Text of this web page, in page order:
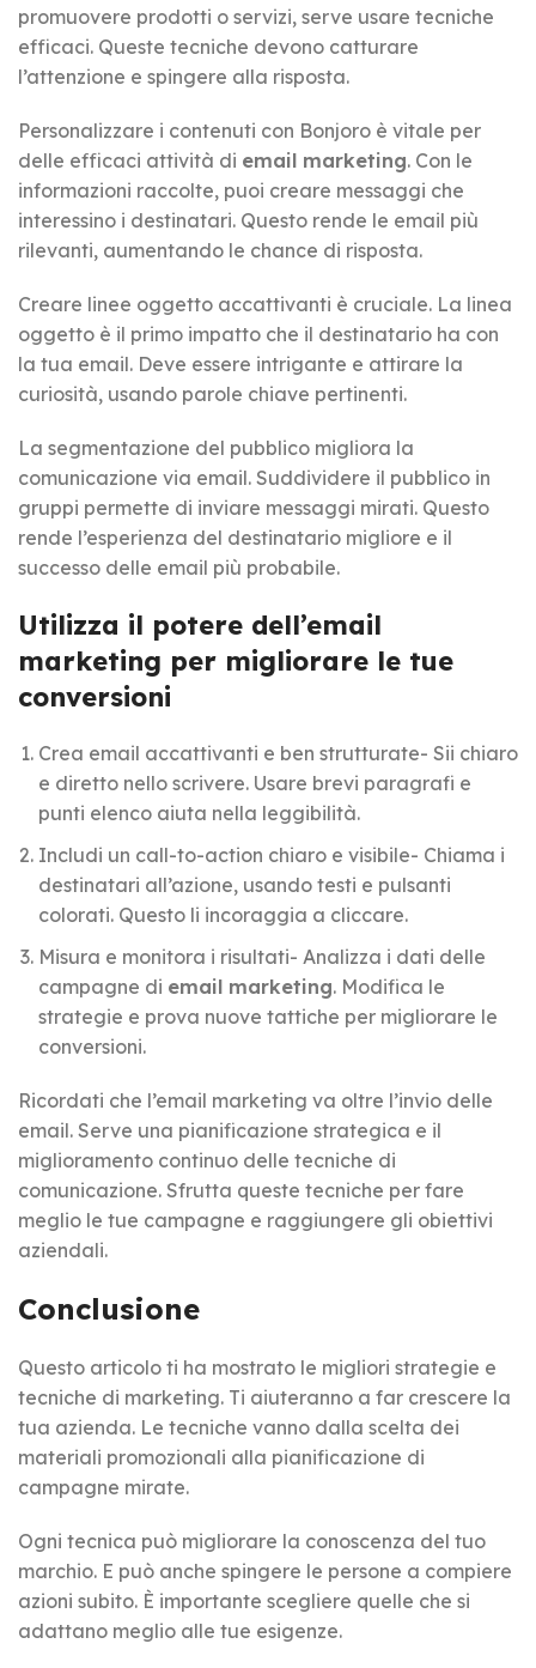
promuovere prodotti o servizi, serve usare tecniche
efficaci. Queste tecniche devono catturare
l’attenzione e spingere alla risposta.
Personalizzare i contenuti con Bonjoro è vitale per
delle efficaci attività di email marketing. Con le
informazioni raccolte, puoi creare messaggi che
interessino i destinatari. Questo rende le email più
rilevanti, aumentando le chance di risposta.
Creare linee oggetto accattivanti è cruciale. La linea
oggetto è il primo impatto che il destinatario ha con
la tua email. Deve essere intrigante e attirare la
curiosità, usando parole chiave pertinenti.
La segmentazione del pubblico migliora la
comunicazione via email. Suddividere il pubblico in
gruppi permette di inviare messaggi mirati. Questo
rende l’esperienza del destinatario migliore e il
successo delle email più probabile.
Utilizza il potere dell’email
marketing per migliorare le tue
conversioni
Crea email accattivanti e ben strutturate- Sii chiaro
e diretto nello scrivere. Usare brevi paragrafi e
punti elenco aiuta nella leggibilità.
Includi un call-to-action chiaro e visibile- Chiama i
destinatari all’azione, usando testi e pulsanti
colorati. Questo li incoraggia a cliccare.
Misura e monitora i risultati- Analizza i dati delle
campagne di email marketing. Modifica le
strategie e prova nuove tattiche per migliorare le
conversioni.
Ricordati che l’email marketing va oltre l’invio delle
email. Serve una pianificazione strategica e il
miglioramento continuo delle tecniche di
comunicazione. Sfrutta queste tecniche per fare
meglio le tue campagne e raggiungere gli obiettivi
aziendali.
Conclusione
Questo articolo ti ha mostrato le migliori strategie e
tecniche di marketing. Ti aiuteranno a far crescere la
tua azienda. Le tecniche vanno dalla scelta dei
materiali promozionali alla pianificazione di
campagne mirate.
Ogni tecnica può migliorare la conoscenza del tuo
marchio. E può anche spingere le persone a compiere
azioni subito. È importante scegliere quelle che si
adattano meglio alle tue esigenze.